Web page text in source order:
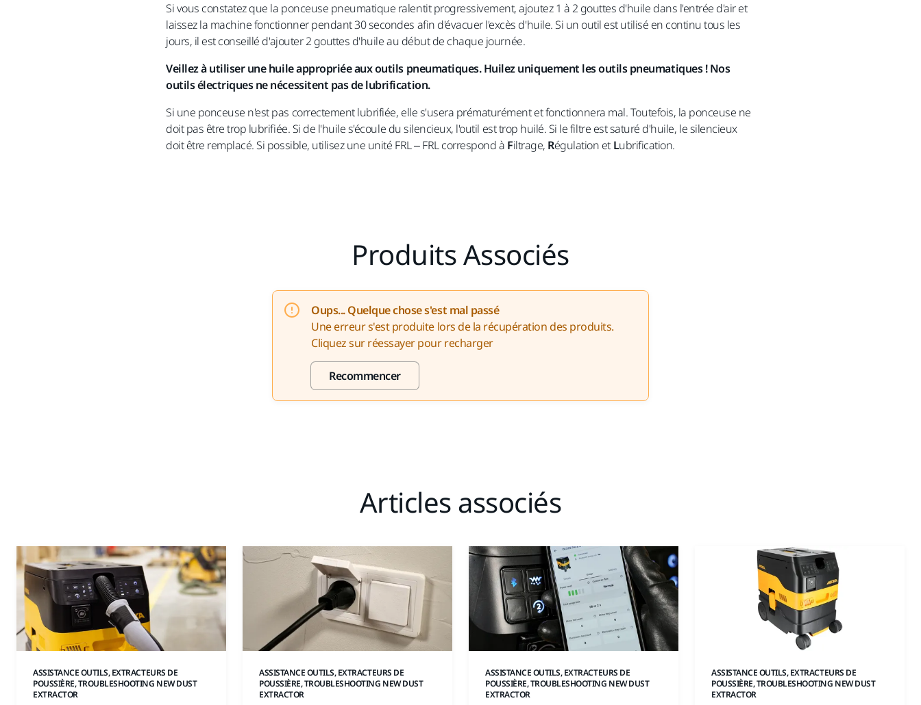
Si vous constatez que la ponceuse pneumatique ralentit progressivement, ajoutez 1 à 2 gouttes d'huile dans l'entrée d'air et
laissez la machine fonctionner pendant 30 secondes afin d'évacuer l'excès d'huile. Si un outil est utilisé en continu tous les
jours, il est conseillé d'ajouter 2 gouttes d'huile au début de chaque journée.
Veillez à utiliser une huile appropriée aux outils pneumatiques. Huilez uniquement les outils pneumatiques ! Nos
outils électriques ne nécessitent pas de lubrification.
Si une ponceuse n'est pas correctement lubrifiée, elle s'usera prématurément et fonctionnera mal. Toutefois, la ponceuse ne
doit pas être trop lubrifiée. Si de l'huile s'écoule du silencieux, l'outil est trop huilé. Si le filtre est saturé d'huile, le silencieux
doit être remplacé. Si possible, utilisez une unité FRL – FRL correspond à Filtrage, Régulation et Lubrification.
Produits Associés
Oups... Quelque chose s'est mal passé
Une erreur s'est produite lors de la récupération des produits.
Cliquez sur réessayer pour recharger
Recommencer
Articles associés
ASSISTANCE OUTILS, EXTRACTEURS DE
POUSSIÈRE, TROUBLESHOOTING NEW DUST
EXTRACTOR
ASSISTANCE OUTILS, EXTRACTEURS DE
POUSSIÈRE, TROUBLESHOOTING NEW DUST
EXTRACTOR
ASSISTANCE OUTILS, EXTRACTEURS DE
POUSSIÈRE, TROUBLESHOOTING NEW DUST
EXTRACTOR
ASSISTANCE OUTILS, EXTRACTEURS DE
POUSSIÈRE, TROUBLESHOOTING NEW DUST
EXTRACTOR